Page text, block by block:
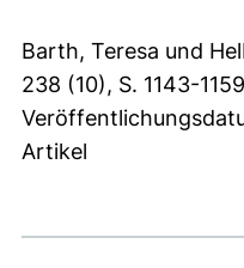
Barth, Teresa und
238 (10), S. 1143-
Artikel